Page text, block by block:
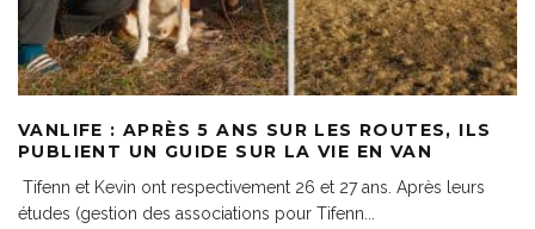
VANLIFE : APRÈS 5 ANS SUR LES ROUTES, ILS
PUBLIENT UN GUIDE SUR LA VIE EN VAN
Tifenn et Kevin ont respectivement 26 et 27 ans. Après leurs
études (gestion des associations pour Tifenn